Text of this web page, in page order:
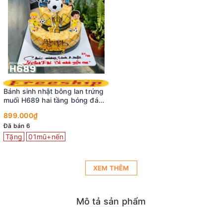
Bánh sinh nhật bông lan trứng
muối H689 hai tầng bóng đá
899.000₫
Đã bán 6
Tặng 01mũ+nến
XEM THÊM
Mô tả sản phẩm